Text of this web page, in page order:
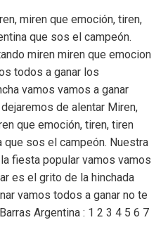
miren que emoción, tiren,
que sos el campeón.
miren miren que emocion
todos a ganar los
vamos vamos a ganar
de alentar Miren,
que emoción, tiren, tiren
sos el campeón. Nuestra
fiesta popular vamos vamos
es el grito de la hinchada
vamos todos a ganar no te
Argentina : 1 2 3 4 5 6 7